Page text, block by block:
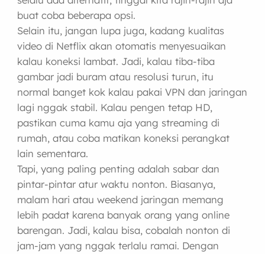
buat coba beberapa opsi.
Selain itu, jangan lupa juga, kadang kualitas
video di Netflix akan otomatis menyesuaikan
kalau koneksi lambat. Jadi, kalau tiba-tiba
gambar jadi buram atau resolusi turun, itu
normal banget kok kalau pakai VPN dan jaringan
lagi nggak stabil. Kalau pengen tetap HD,
pastikan cuma kamu aja yang streaming di
rumah, atau coba matikan koneksi perangkat
lain sementara.
Tapi, yang paling penting adalah sabar dan
pintar-pintar atur waktu nonton. Biasanya,
malam hari atau weekend jaringan memang
lebih padat karena banyak orang yang online
barengan. Jadi, kalau bisa, cobalah nonton di
jam-jam yang nggak terlalu ramai. Dengan